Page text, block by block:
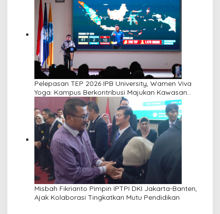
Pelepasan TEP 2026 IPB University, Wamen Viva
Yoga: Kampus Berkontribusi Majukan Kawasan
Transmigrasi
Misbah Fikrianto Pimpin IPTPI DKI Jakarta-Banten,
Ajak Kolaborasi Tingkatkan Mutu Pendidikan